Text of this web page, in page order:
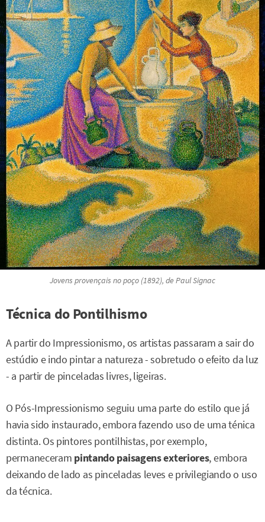
Jovens provençais no poço (1892), de Paul Signac
Técnica do Pontilhismo
A partir do Impressionismo, os artistas passaram a sair do
estúdio e indo pintar a natureza - sobretudo o efeito da luz
- a partir de pinceladas livres, ligeiras.
O Pós-Impressionismo seguiu uma parte do estilo que já
havia sido instaurado, embora fazendo uso de uma ténica
distinta. Os pintores pontilhistas, por exemplo,
permaneceram pintando paisagens exteriores, embora
deixando de lado as pinceladas leves e privilegiando o uso
da técnica.